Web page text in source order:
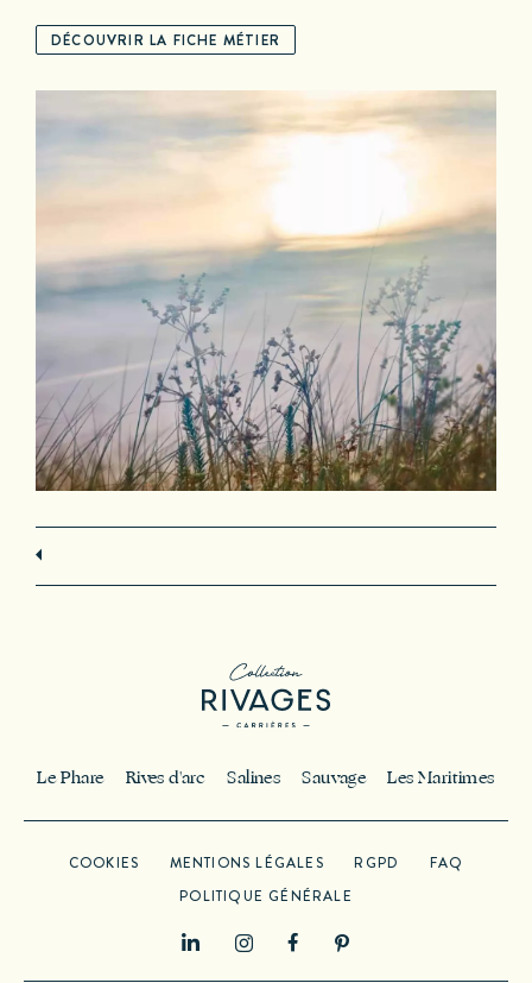
DÉCOUVRIR LA FICHE MÉTIER
Le Phare Rives d'arc Salines Sauvage Les Maritimes
COOKIES MENTIONS LÉGALES RGPD
FAQ
POLITIQUE GÉNÉRALE